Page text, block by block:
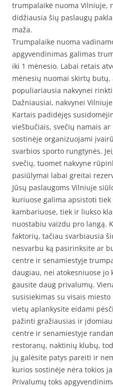
trumpalaikė nuoma Vilniuje,
didžiausia šių paslaugų
maža.
Trumpalaike nuoma
apgyvendinimas galimas
iki 1 mėnesio. Labai retais
mėnesių nuomai skirtų
populiariausia nakvynei
Dažniausiai, nakvynei
Kartais padidėjęs
viešbučiais, svečių namais
sostinėje organizuojami
svarbios sporto rungtynės.
svečių, tuomet nakvyne
pasiūlymai labai greitai
Jūsų paslaugoms Vilniuje
kuriuose galima apsistoti tiek
kambariuose, tiek ir liukso
nuostabiu vaizdu pro langą.
faktorių, tačiau svarbiausia
nesvarbu ką pasirinksite ar
centre ir senamiestyje
daugiau, nei atokesniuose jo
gausite daug privalumų.
susisiekimas su visais
vietų aplankysite eidami
pažinti gražiausias ir
centre ir senamiestyje
restoranų, naktinių klubų,
jų galėsite patys pareiti ir
kurios sostinėje nėra tokios
Privalumų toks